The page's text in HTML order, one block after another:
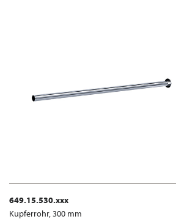
649.15.530.xxx
Kupferrohr, 300 mm